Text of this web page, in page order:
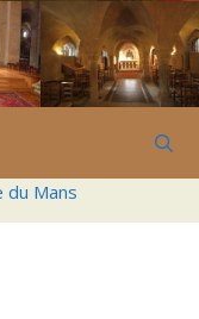
du Mans